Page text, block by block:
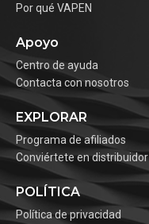
Por qué VAPEN
Apoyo
Centro de ayuda
Contacta con nosotros
EXPLORAR
Programa de afiliados
Conviértete en distribuidor
POLÍTICA
Política de privacidad